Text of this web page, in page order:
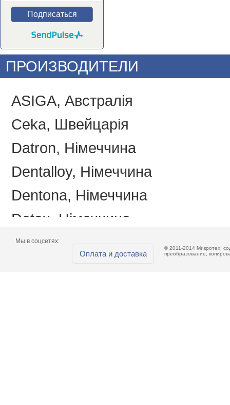
Подписаться
ПРОИЗВОДИТЕЛИ
ASIGA, Австралія
Ceka, Швейцарія
Datron, Німеччина
Dentalloy, Німеччина
Dentona, Німеччина
Detax, Німеччина
Emotions, Україна
Мы в соцсетях:
Оплата и доставка
© 2011-2014 Микротех:
преобразование,